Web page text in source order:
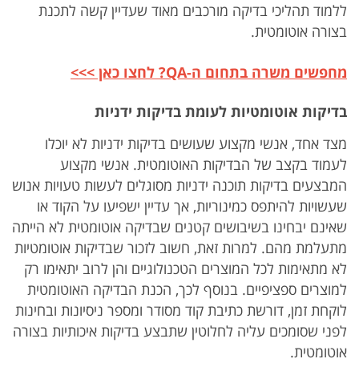
ללמוד תהליכי בדיקה מורכבים מאוד שעדיין קשה לתכנת
בצורה אוטומטית.
מחפשים משרה בתחום ה-QA? לחצו כאן >>>
בדיקות אוטומטיות לעומת בדיקות ידניות
מצד אחד, אנשי מקצוע שעושים בדיקות ידניות לא יוכלו
לעמוד בקצב של הבדיקות האוטומטית. אנשי מקצוע
המבצעים בדיקות תוכנה ידניות מסוגלים לעשות טעויות אנוש
שעשויות להיתפס כמינוריות, אך עדיין ישפיעו על הקוד או
שאינם יבחינו בשיבושים קטנים שבדיקה אוטומטית לא הייתה
מתעלמת מהם. למרות זאת, חשוב לזכור שבדיקות אוטומטיות
לא מתאימות לכל המוצרים הטכנולוגיים והן לרוב יתאימו רק
למוצרים ספציפיים. בנוסף לכך, הכנת הבדיקה האוטומטית
לוקחת זמן, דורשת כתיבת קוד מסודר ומספר ניסיונות ובחינות
לפני שסומכים עליה לחלוטין שתבצע בדיקות איכותיות בצורה
אוטומטית.